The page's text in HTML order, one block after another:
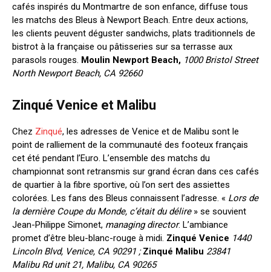
cafés inspirés du Montmartre de son enfance, diffuse tous
les matchs des Bleus à Newport Beach. Entre deux actions,
les clients peuvent déguster sandwichs, plats traditionnels de
bistrot à la française ou pâtisseries sur sa terrasse aux
parasols rouges. Moulin Newport Beach, 1000 Bristol Street
North Newport Beach, CA 92660
Zinqué Venice et Malibu
Chez Zinqué, les adresses de Venice et de Malibu sont le
point de ralliement de la communauté des footeux français
cet été pendant l’Euro. L’ensemble des matchs du
championnat sont retransmis sur grand écran dans ces cafés
de quartier à la fibre sportive, où l’on sert des assiettes
colorées. Les fans des Bleus connaissent l’adresse. « Lors de
la dernière Coupe du Monde, c’était du délire» se souvient
Jean-Philippe Simonet, managing director. L’ambiance
promet d’être bleu-blanc-rouge à midi. Zinqué Venice 1440
Lincoln Blvd, Venice, CA 90291 ;Zinqué Malibu 23841
Malibu Rd unit 21, Malibu, CA 90265